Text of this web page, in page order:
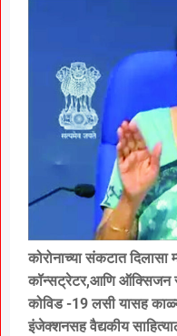
कोरोनाच्या संकटात
कॉन्सट्रेटर,आणि ऑक्सिजन
कोविड -19 लसी यासह
इंजेक्शनसह वैद्यकीय